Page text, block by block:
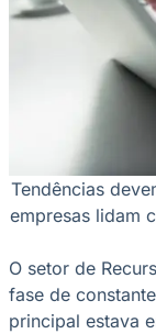
Tendências
empresas lidam
O setor de
fase de
principal estava